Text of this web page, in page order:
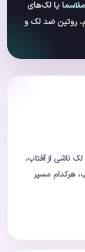
ملاسمایا لک‌های
روتین ضد لک و
ناشی از آفتاب،
هرکدام مسیر